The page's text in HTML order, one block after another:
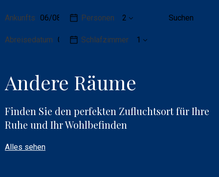
Reisedaten
Ankunfts
Abreisedatum
zur
Reservierung
Personen
Schlafzimmer
Suchen
Andere Räume
Finden Sie den perfekten Zufluchtsort für Ihre
Ruhe und Ihr Wohlbefinden
Alles sehen